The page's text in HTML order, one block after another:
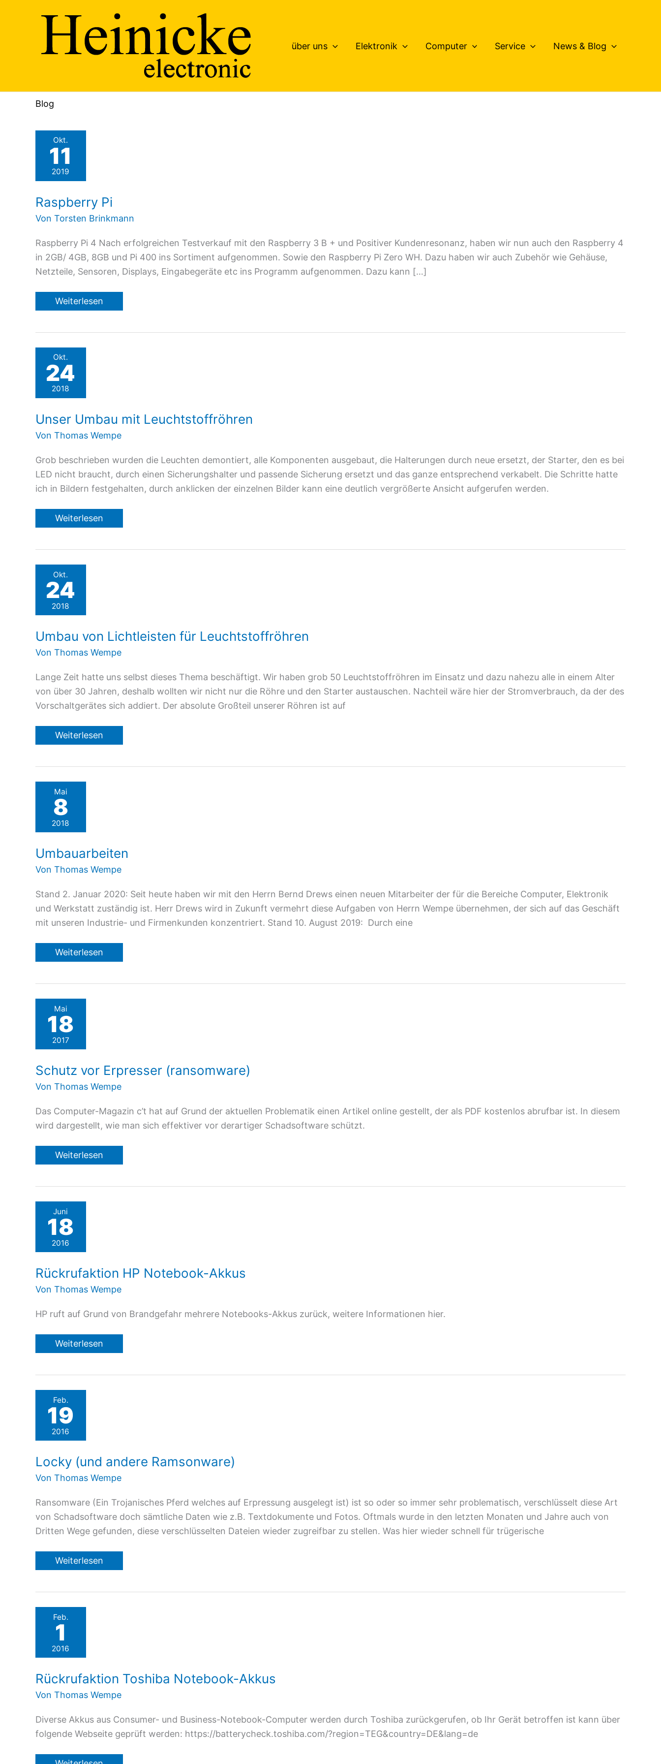
über uns
Elektronik Computer Service News & Blog
Blog
Okt.
11
2019
Raspberry Pi
Von Torsten Brinkmann
Raspberry Pi 4 Nach erfolgreichen Testverkauf mit den Raspberry 3 B + und Positiver Kundenresonanz, haben wir nun auch den Raspberry 4
in 2GB/ 4GB, 8GB und Pi 400 ins Sortiment aufgenommen. Sowie den Raspberry Pi Zero WH. Dazu haben wir auch Zubehör wie Gehäuse,
Netzteile, Sensoren, Displays, Eingabegeräte etc ins Programm aufgenommen. Dazu kann […]
Raspberry
Pi
Weiterlesen
Okt.
24
2018
Unser Umbau mit Leuchtstoffröhren
Von Thomas Wempe
Grob beschrieben wurden die Leuchten demontiert, alle Komponenten ausgebaut, die Halterungen durch neue ersetzt, der Starter, den es bei
LED nicht braucht, durch einen Sicherungshalter und passende Sicherung ersetzt und das ganze entsprechend verkabelt. Die Schritte hatte
ich in Bildern festgehalten, durch anklicken der einzelnen Bilder kann eine deutlich vergrößerte Ansicht aufgerufen werden.
Unser
Umbau
Weiterlesen
Okt.
24
2018
Umbau von Lichtleisten für Leuchtstoffröhren
Von Thomas Wempe
Lange Zeit hatte uns selbst dieses Thema beschäftigt. Wir haben grob 50 Leuchtstoffröhren im Einsatz und dazu nahezu alle in einem Alter
von über 30 Jahren, deshalb wollten wir nicht nur die Röhre und den Starter austauschen. Nachteil wäre hier der Stromverbrauch, da der des
Vorschaltgerätes sich addiert. Der absolute Großteil unserer Röhren ist auf
Umbau
von
Leuchtstoffröhren
Weiterlesen
Mai
8
2018
Umbauarbeiten
Von Thomas Wempe
Stand 2. Januar 2020: Seit heute haben wir mit den Herrn Bernd Drews einen neuen Mitarbeiter der für die Bereiche Computer, Elektronik
und Werkstatt zuständig ist. Herr Drews wird in Zukunft vermehrt diese Aufgaben von Herrn Wempe übernehmen, der sich auf das Geschäft
mit unseren Industrie- und Firmenkunden konzentriert. Stand 10. August 2019: Durch eine
Umbauarbeiten
Weiterlesen
Mai
18
2017
Schutz vor Erpresser (ransomware)
Von Thomas Wempe
Das Computer-Magazin c’t hat auf Grund der aktuellen Problematik einen Artikel online gestellt, der als PDF kostenlos abrufbar ist. In diesem
wird dargestellt, wie man sich effektiver vor derartiger Schadsoftware schützt.
Schutz
vor
Weiterlesen
Juni
18
2016
Rückrufaktion HP Notebook-Akkus
Von Thomas Wempe
HP ruft auf Grund von Brandgefahr mehrere Notebooks-Akkus zurück, weitere Informationen hier.
Rückrufaktion
HP
Weiterlesen
Feb.
19
2016
Locky (und andere Ramsonware)
Von Thomas Wempe
Ransomware (Ein Trojanisches Pferd welches auf Erpressung ausgelegt ist) ist so oder so immer sehr problematisch, verschlüsselt diese Art
von Schadsoftware doch sämtliche Daten wie z.B. Textdokumente und Fotos. Oftmals wurde in den letzten Monaten und Jahre auch von
Dritten Wege gefunden, diese verschlüsselten Dateien wieder zugreifbar zu stellen. Was hier wieder schnell für trügerische
Locky
(und
Weiterlesen
Feb.
1
2016
Rückrufaktion Toshiba Notebook-Akkus
Von Thomas Wempe
Diverse Akkus aus Consumer- und Business-Notebook-Computer werden durch Toshiba zurückgerufen, ob Ihr Gerät betroffen ist kann über
folgende Webseite geprüft werden: https://batterycheck.toshiba.com/?region=TEG&country=DE&lang=de